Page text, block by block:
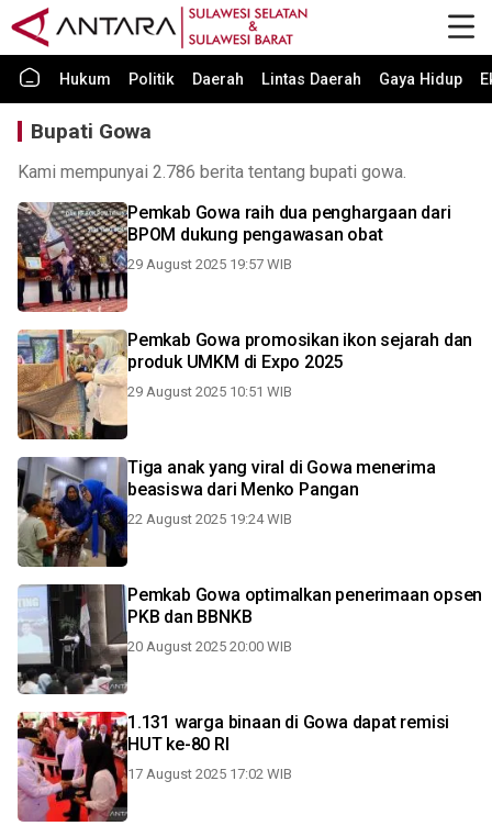
Hukum Politik Daerah Lintas Daerah Gaya Hidup
Bupati Gowa
Kami mempunyai 2.786 berita tentang bupati gowa.
Pemkab Gowa raih dua penghargaan dari
BPOM dukung pengawasan obat
29 August 2025 19:57 WIB
Pemkab Gowa promosikan ikon sejarah dan
produk UMKM di Expo 2025
29 August 2025 10:51 WIB
Tiga anak yang viral di Gowa menerima
beasiswa dari Menko Pangan
22 August 2025 19:24 WIB
Pemkab Gowa optimalkan penerimaan opsen
PKB dan BBNKB
20 August 2025 20:00 WIB
1.131 warga binaan di Gowa dapat remisi
HUT ke-80 RI
17 August 2025 17:02 WIB